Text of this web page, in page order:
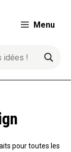
Menu
pour toutes les